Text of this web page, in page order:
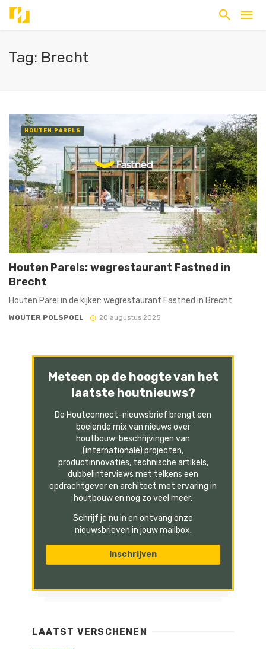
Tag: Brecht
HOUTEN PARELS
Houten Parels: wegrestaurant Fastned in
Brecht
Houten Parel in de kijker: wegrestaurant Fastned in Brecht
WOUTER POLSPOEL 20 augustus 2025
Meteen op de hoogte van het
laatste houtnieuws?
De Houtconnect-nieuwsbrief brengt een
boeiende mix van nieuws over
houtbouw: beschrijvingen van
(internationale) projecten,
productinnovaties, technische artikels,
dubbelinterviews met telkens een
opdrachtgever en architect met ervaring in
houtbouw en nog zo veel meer.
Schrijf je nu in en ontvang onze
nieuwsbrieven in jouw mailbox.
LAATST VERSCHENEN